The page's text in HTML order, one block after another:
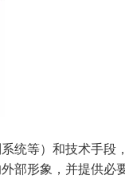
统等）和技术手
部形象，并提供